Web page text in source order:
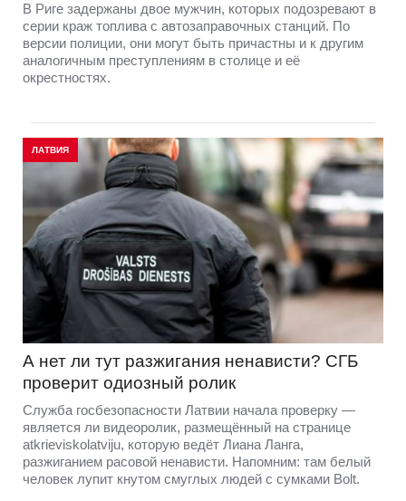
В Риге задержаны двое мужчин, которых подозревают в
серии краж топлива с автозаправочных станций. По
версии полиции, они могут быть причастны и к другим
аналогичным преступлениям в столице и её
окрестностях.
ЛАТВИЯ
А нет ли тут разжигания ненависти? СГБ
проверит одиозный ролик
Служба госбезопасности Латвии начала проверку —
является ли видеоролик, размещённый на странице
atkrieviskolatviju, которую ведёт Лиана Ланга,
разжиганием расовой ненависти. Напомним: там белый
человек лупит кнутом смуглых людей с сумками Bolt.